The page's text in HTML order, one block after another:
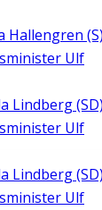
Hallengren
Ulf
Lindberg
Ulf
Lindberg
Ulf